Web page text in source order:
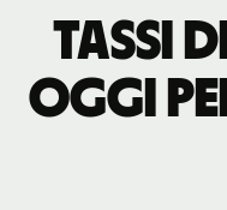
Tassi
oggi